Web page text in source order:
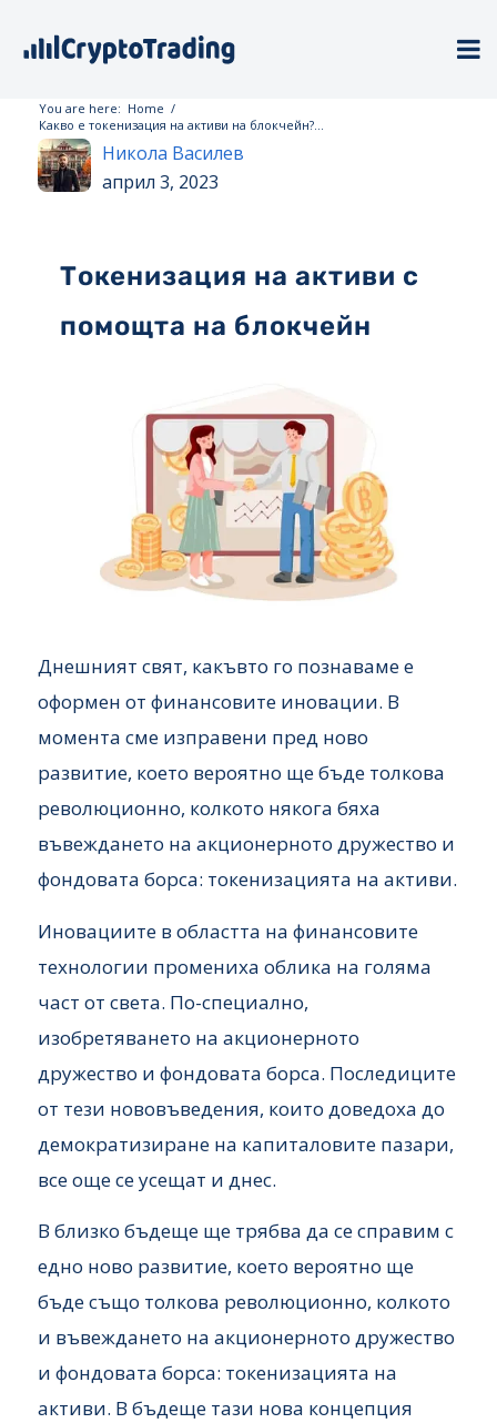
You are here: Home /
Какво е токенизация на активи на блокчейн?...
Никола Василев
април 3, 2023
Токенизация на активи с
помощта на блокчейн
Днешният свят, какъвто го познаваме е
оформен от финансовите иновации. В
момента сме изправени пред ново
развитие, което вероятно ще бъде толкова
революционно, колкото някога бяха
въвеждането на акционерното дружество и
фондовата борса: токенизацията на активи.
Иновациите в областта на финансовите
технологии промениха облика на голяма
част от света. По-специално,
изобретяването на акционерното
дружество и фондовата борса. Последиците
от тези нововъведения, които доведоха до
демократизиране на капиталовите пазари,
все още се усещат и днес.
В близко бъдеще ще трябва да се справим с
едно ново развитие, което вероятно ще
бъде също толкова революционно, колкото
и въвеждането на акционерното дружество
и фондовата борса: токенизацията на
активи. В бъдеще тази нова концепция